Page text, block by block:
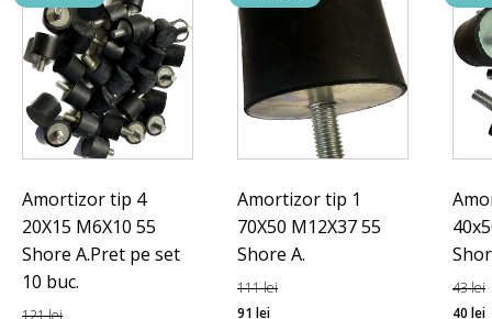
Amortizor tip 4
20X15 M6X10 55
Shore A.Pret pe set
10 buc.
121lei
Amortizor tip 1
70X50 M12X37 55
Shore A.
111lei
Prețul
91 leiPrețul
43lei
Prețul
40 lei